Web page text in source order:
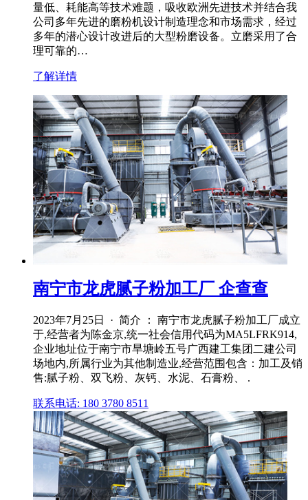
量低、耗能高等技术难题，吸收欧洲先进技术并结合我
公司多年先进的磨粉机设计制造理念和市场需求，经过
多年的潜心设计改进后的大型粉磨设备。立磨采用了合
理可靠的…
了解详情
南宁市龙虎腻子粉加工厂 企查查
2023年7月25日 · 简介 ： 南宁市龙虎腻子粉加工厂成立
于,经营者为陈金京,统一社会信用代码为MA5LFRK914,
企业地址位于南宁市旱塘岭五号广西建工集团二建公司
场地内,所属行业为其他制造业,经营范围包含：加工及销
售:腻子粉、双飞粉、灰钙、水泥、石膏粉、 .
联系电话: 180 3780 8511